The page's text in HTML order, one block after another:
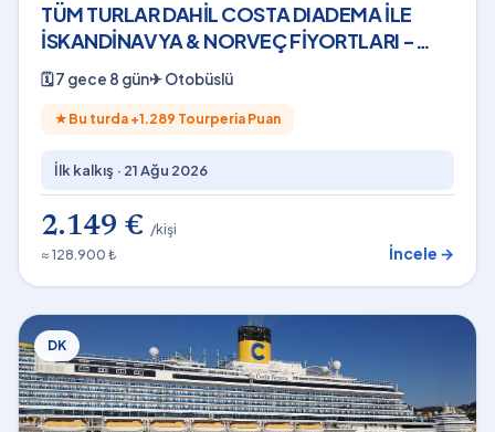
TÜM TURLAR DAHİL COSTA DIADEMA İLE
İSKANDİNAVYA & NORVEÇ FİYORTLARI -
BERGEN - THY - 2026
🗓7 gece 8 gün✈Otobüslü
★ Bu turda +1.289 Tourperia Puan
İlk kalkış · 21 Ağu 2026
2.149 € /kişi
≈ 128.900 ₺
İncele →
DK